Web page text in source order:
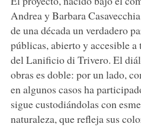
Andrea y Barbara
de una década un verdadero
públicas, abierto y accesible a
del Lanificio di Trivero. El
obras es doble: por un lado,
en algunos casos ha
sigue custodiándolas con
naturaleza, que refleja sus